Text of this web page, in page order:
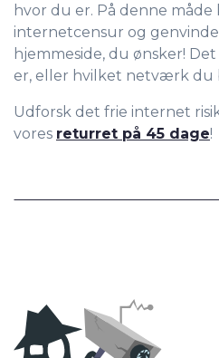
hvor du er. På denne måde
internetcensur og
hjemmeside, du ønsker!
er, eller hvilket netværk du
Udforsk det frie internet
vores returret på 45 dage!